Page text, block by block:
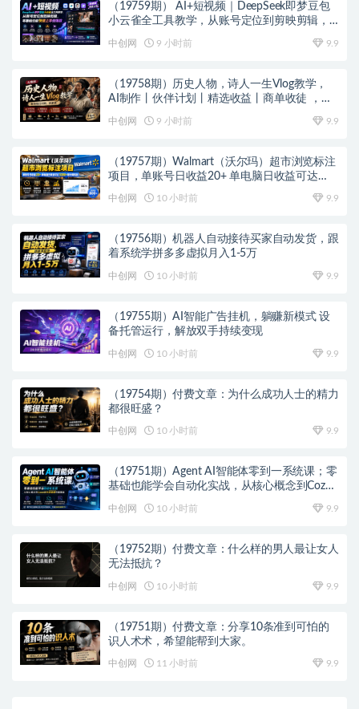
（19759期） AI+短视频｜DeepSeek即梦豆包
小云雀全工具教学，从账号定位到剪映剪辑，
中创网 9 小时前 9.9
（19758期）历史人物，诗人一生Vlog教学，
AI制作丨伙伴计划丨精选收益丨商单收徒 ，新
中创网 9 小时前 9.9
（19757期）Walmart（沃尔玛）超市浏览标注
项目，单账号日收益20+ 单电脑日收益可达
中创网 10 小时前 9.9
（19756期）机器人自动接待买家自动发货，跟
着系统学拼多多虚拟月入1-5万
中创网 10 小时前 9.9
（19755期）AI智能广告挂机，躺赚新模式 设
备托管运行，解放双手持续变现
中创网 10 小时前 9.9
（19754期）付费文章：为什么成功人士的精力
都很旺盛？
中创网 10 小时前 9.9
（19751期）Agent AI智能体零到一系统课；零
基础也能学会自动化实战，从核心概念到Coze
中创网 10 小时前 9.9
（19752期）付费文章：什么样的男人最让女人
无法抵抗？
中创网 10 小时前 9.9
（19751期）付费文章：分享10条准到可怕的
识人术术，希望能帮到大家。
中创网 11 小时前 9.9